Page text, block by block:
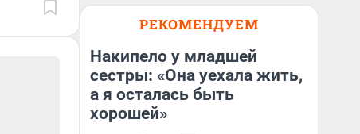
РЕКОМЕНДУЕМ
Накипело у младшей
сестры: «Она уехала жить,
а я осталась быть
хорошей»